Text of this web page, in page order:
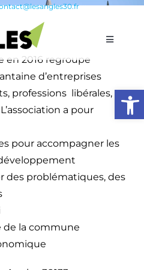
Ouvrir
Toggle
en 2016 regroupe
d’entreprises
professions libérales,
a pour
pour accompagner les
des problématiques, des
de la commune